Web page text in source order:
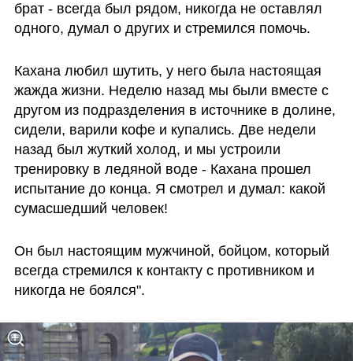
брат - всегда был рядом, никогда не оставлял
одного, думал о других и стремился помочь.
Кахана любил шутить, у него была настоящая
жажда жизни. Неделю назад мы были вместе с
другом из подразделения в источнике в долине,
сидели, варили кофе и купались. Две недели
назад был жуткий холод, и мы устроили
тренировку в ледяной воде - Кахана прошел
испытание до конца. Я смотрел и думал: какой
сумасшедший человек!
Он был настоящим мужчиной, бойцом, который
всегда стремился к контакту с противником и
никогда не боялся".